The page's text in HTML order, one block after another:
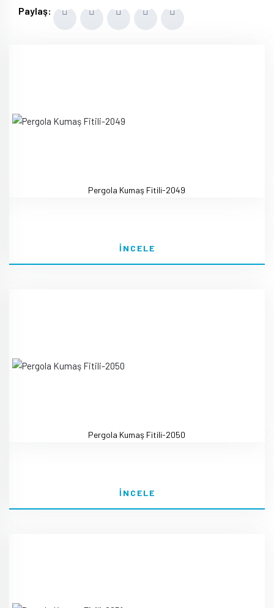
Paylaş:
Pergola Kumaş Fitili-2049
İNCELE
Pergola Kumaş Fitili-2050
İNCELE